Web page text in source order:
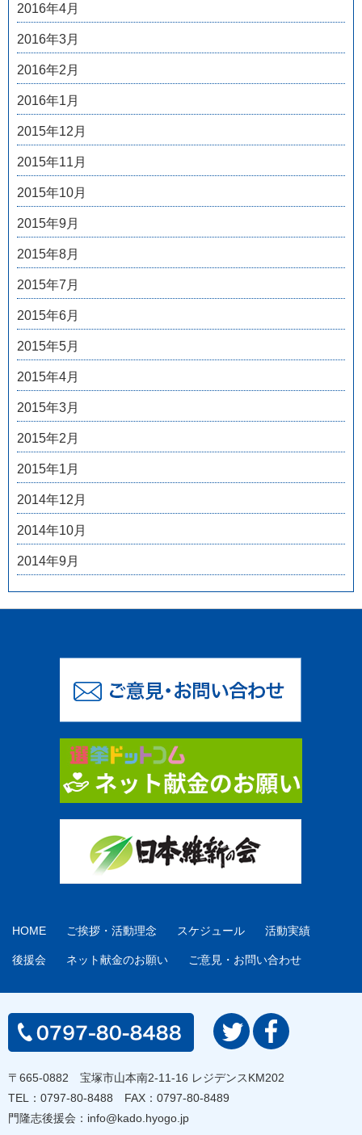
2016年4月
2016年3月
2016年2月
2016年1月
2015年12月
2015年11月
2015年10月
2015年9月
2015年8月
2015年7月
2015年6月
2015年5月
2015年4月
2015年3月
2015年2月
2015年1月
2014年12月
2014年10月
2014年9月
HOME ご挨拶・活動理念 スケジュール 活動実績
後援会 ネット献金のお願い ご意見・お問い合わせ
〒665-0882 宝塚市山本南2-11-16 レジデンスKM202
TEL： 0797-80-8488 FAX：0797-80-8489
門隆志後援会： info@kado.hyogo.jp